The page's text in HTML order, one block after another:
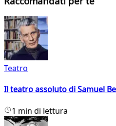
Teatro
Il teatro assoluto di Samuel
1 min di lettura